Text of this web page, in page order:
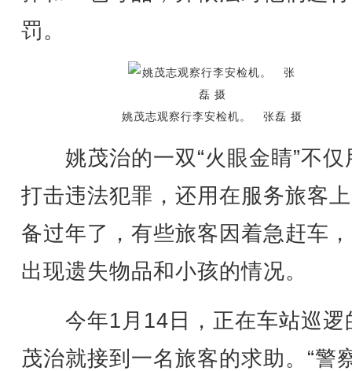
罚。
姚茂志观察行李安检机。 张磊 摄
姚茂治的一双“火眼金睛”不仅
打击违法犯罪，还用在服务旅客
备过年了，有些旅客因着急赶车
出现遗失物品和小孩的情况。
今年1月14日，正在车站巡逻
茂治就接到一名旅客的求助。“警